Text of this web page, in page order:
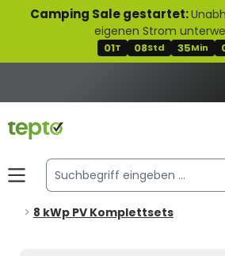
springen
Camping Sale gestartet:
eigenen Strom
01T 08Std 35Min
8 kWp PV Komplettsets